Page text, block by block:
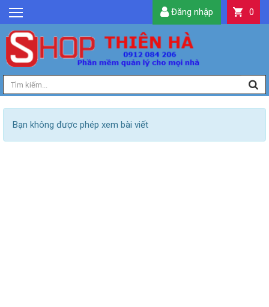
GIỚI THIỆU
TIN TỨC
SẢN PHẨM
DỊCH VỤ
TIỆN ÍCH
0
Đăng nhập
Bạn không được phép xem bài viết